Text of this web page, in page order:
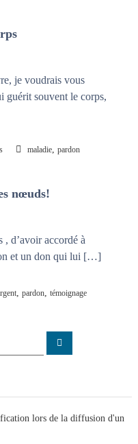
je voudrais vous
guérit souvent le corps,
maladie, pardon
nœuds!
d’avoir accordé à
et un don qui lui […]
, pardon, témoignage
R
c
e
r
lors de la diffusion d'un